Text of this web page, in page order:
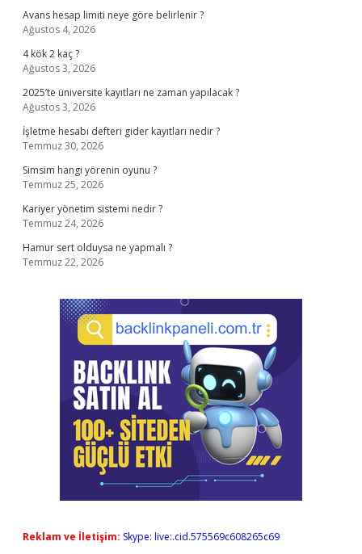
Avans hesap limiti neye göre belirlenir ?
Ağustos 4, 2026
4 kök 2 kaç ?
Ağustos 3, 2026
2025’te üniversite kayıtları ne zaman yapılacak ?
Ağustos 3, 2026
İşletme hesabı defteri gider kayıtları nedir ?
Temmuz 30, 2026
Simsim hangi yörenin oyunu ?
Temmuz 25, 2026
Kariyer yönetim sistemi nedir ?
Temmuz 24, 2026
Hamur sert olduysa ne yapmalı ?
Temmuz 22, 2026
Reklam ve İletişim: Skype: live:.cid.575569c608265c69